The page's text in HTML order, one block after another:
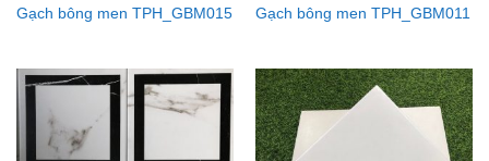
Gạch bông men TPH_GBM015 Gạch bông men TPH_GBM011